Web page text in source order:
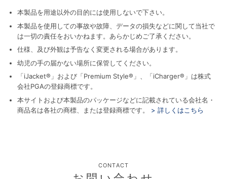
本製品を用途以外の目的には使用しないで下さい。
本製品を使用しての事故や故障、データの損失などに関して当社で
は一切の責任をおいかねます。あらかじめご了承ください。
仕様、及び外観は予告なく変更される場合があります。
幼児の手の届かない場所に保管してください。
「iJacket®」および「Premium Style®」、「iCharger®」は株式
会社PGAの登録商標です。
本サイトおよび本製品のパッケージなどに記載されている会社名・
商品名は各社の商標、または登録商標です。
> 詳しくはこちら
CONTACT